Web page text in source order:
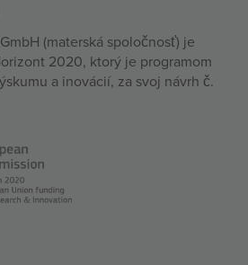
(materská spoločnosť) je
2020, ktorý je programom
a inovácií, za svoj návrh č.